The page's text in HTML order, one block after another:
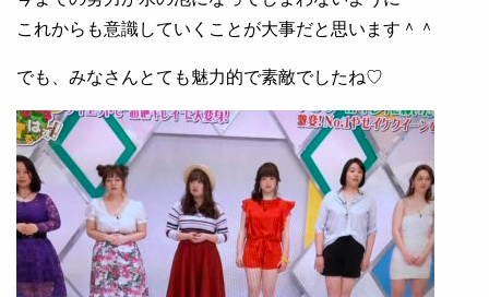
これからも意識していくことが大事だと思います＾＾
でも、みなさんとても魅力的で素敵でしたね♡